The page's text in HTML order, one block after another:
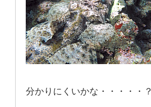
分かりにくいかな・・・・・？